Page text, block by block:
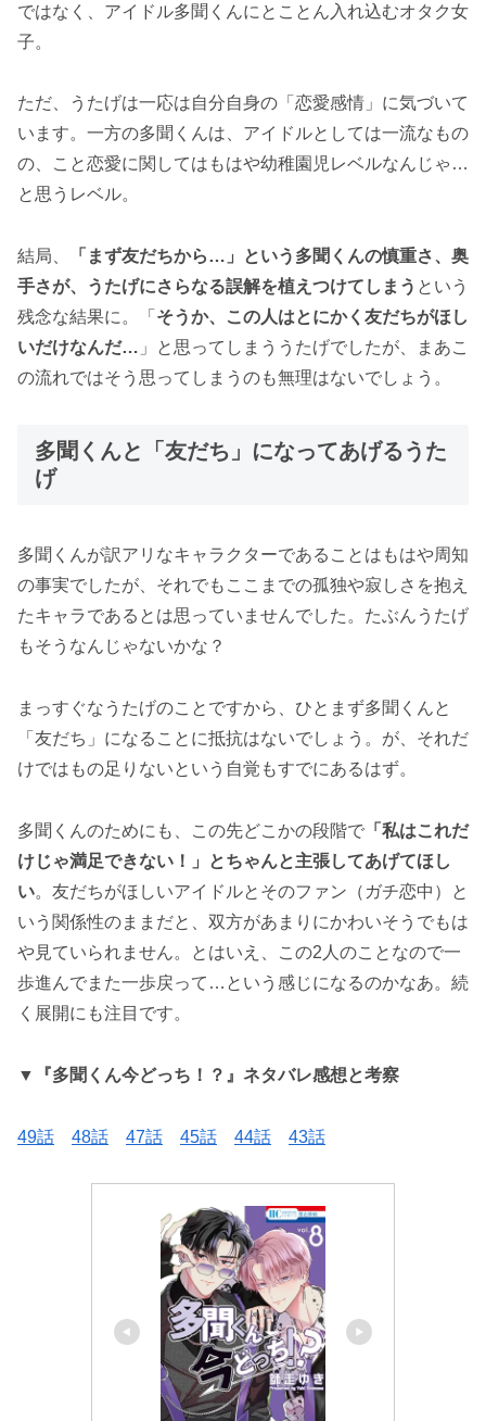
ではなく、アイドル多聞くんにとことん入れ込むオタク女
子。
ただ、うたげは一応は自分自身の「恋愛感情」に気づいて
います。一方の多聞くんは、アイドルとしては一流なもの
の、こと恋愛に関してはもはや幼稚園児レベルなんじゃ…
と思うレベル。
結局、
「まず友だちから…」という多聞くんの慎重さ、奥
手さが、うたげにさらなる誤解を植えつけてしまう という
残念な結果に。「 そうか、この人はとにかく友だちがほし
いだけなんだ… 」と思ってしまううたげでしたが、まあこ
の流れではそう思ってしまうのも無理はないでしょう。
多聞くんと「友だち」になってあげるうた
げ
多聞くんが訳アリなキャラクターであることはもはや周知
の事実でしたが、それでもここまでの孤独や寂しさを抱え
たキャラであるとは思っていませんでした。たぶんうたげ
もそうなんじゃないかな？
まっすぐなうたげのことですから、ひとまず多聞くんと
「友だち」になることに抵抗はないでしょう。が、それだ
けではもの足りないという自覚もすでにあるはず。
多聞くんのためにも、この先どこかの段階で 「私はこれだ
けじゃ満足できない！」とちゃんと主張してあげてほし
い。友だちがほしいアイドルとそのファン（ガチ恋中）と
いう関係性のままだと、双方があまりにかわいそうでもは
や見ていられません。とはいえ、この2人のことなので一
歩進んでまた一歩戻って…という感じになるのかなあ。続
く展開にも注目です。
▼ 『多聞くん今どっち！？』ネタバレ感想と考察
49話 48話 47話 45話 44話 43話